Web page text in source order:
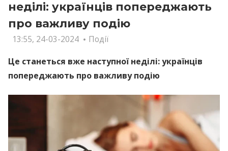
неділі: українців попереджають
про важливу подію
13:55, 24-03-2024
Події
Це станеться вже наступної неділі: українців
попереджають про важливу подію